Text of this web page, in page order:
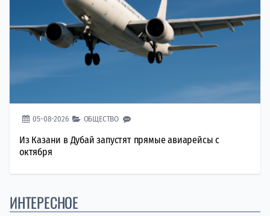
05-08-2026 ОБЩЕСТВО
Из Казани в Дубай запустят прямые авиарейсы с
октября
ИНТЕРЕСНОЕ